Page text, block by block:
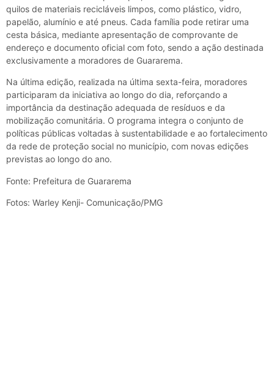
quilos de materiais recicláveis limpos, como plástico, vidro,
papelão, alumínio e até pneus. Cada família pode retirar uma
cesta básica, mediante apresentação de comprovante de
endereço e documento oficial com foto, sendo a ação destinada
exclusivamente a moradores de Guararema.
Na última edição, realizada na última sexta-feira, moradores
participaram da iniciativa ao longo do dia, reforçando a
importância da destinação adequada de resíduos e da
mobilização comunitária. O programa integra o conjunto de
políticas públicas voltadas à sustentabilidade e ao fortalecimento
da rede de proteção social no município, com novas edições
previstas ao longo do ano.
Fonte: Prefeitura de Guararema
Fotos: Warley Kenji- Comunicação/PMG